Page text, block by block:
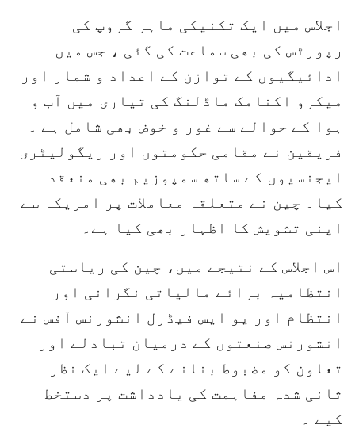
اجلاس میں ایک تکنیکی ماہر گروپ کی
رپورٹس کی بھی سماعت کی گئی ، جس میں
ادائیگیوں کے توازن کے اعداد و شمار اور
میکرو اکنامک ماڈلنگ کی تیاری میں آب و
ہوا کے حوالے سے غور و خوض بھی شامل ہے ۔
فریقین نے مقامی حکومتوں اور ریگولیٹری
ایجنسیوں کے ساتھ سمپوزیم بھی منعقد
کیا۔ چین نے متعلقہ معاملات پر امریکہ سے
اپنی تشویش کا اظہار بھی کیا ہے۔
اس اجلاس کے نتیجے میں، چین کی ریاستی
انتظامیہ برائے مالیاتی نگرانی اور
انتظام اور یو ایس فیڈرل انشورنس آفس نے
انشورنس صنعتوں کے درمیان تبادلے اور
تعاون کو مضبوط بنانے کے لیے ایک نظر
ثانی شدہ مفاہمت کی یادداشت پر دستخط
کیے ۔